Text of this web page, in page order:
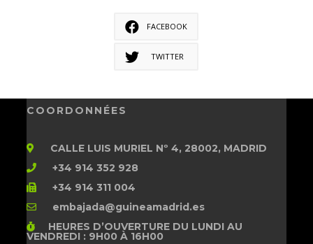
FACEBOOK
TWITTER
COORDONNÉES
CALLE LUIS MURIEL Nº 4, 28002, MADRID
+34 914 352 928
+34 914 311 004
embajada@guineamadrid.es
HEURES D’OUVERTUREDU LUNDI AU
VENDREDI : 9H00 À 16H00